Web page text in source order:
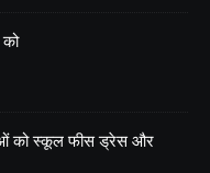
को
को स्कूल फीस ड्रेस और